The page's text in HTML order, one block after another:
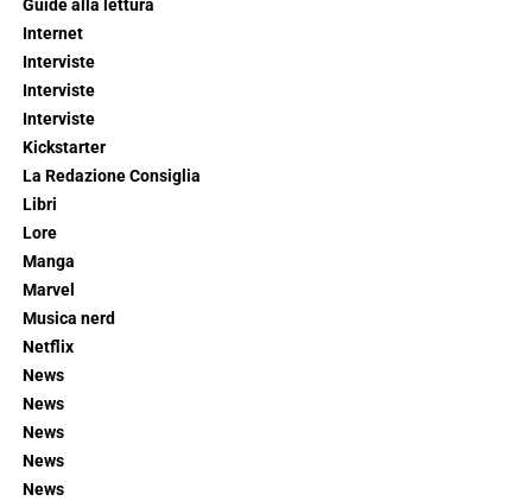
Guide alla lettura
Internet
Interviste
Interviste
Interviste
Kickstarter
La Redazione Consiglia
Libri
Lore
Manga
Marvel
Musica nerd
Netflix
News
News
News
News
News